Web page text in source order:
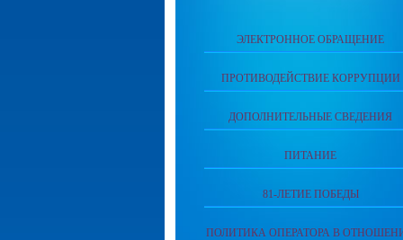
ЭЛЕКТРОННОЕ ОБРАЩЕНИЕ
ПРОТИВОДЕЙСТВИЕ КОРРУПЦИИ
ДОПОЛНИТЕЛЬНЫЕ СВЕДЕНИЯ
ПИТАНИЕ
81-ЛЕТИЕ ПОБЕДЫ
ПОЛИТИКА ОПЕРАТОРА В